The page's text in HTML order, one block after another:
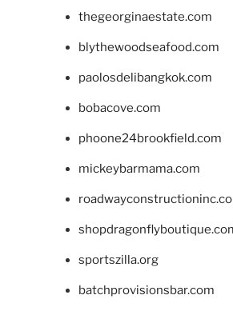
thegeorginaestate.com
blythewoodseafood.com
paolosdelibangkok.com
bobacove.com
phoone24brookfield.com
mickeybarmama.com
sportszilla.org
batchprovisionsbar.com